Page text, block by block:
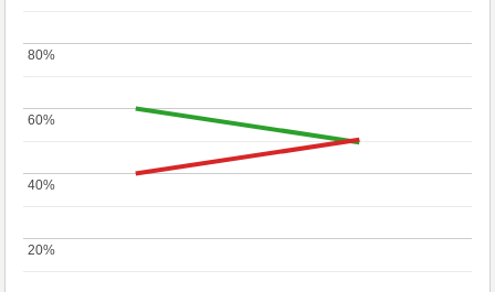
20%
20%
40%
40%
60%
60%
80%
80%